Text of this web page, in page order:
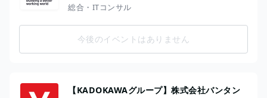
総合・ITコンサル
今後のイベントはありません
【KADOKAWAグループ】株式会社バンタン